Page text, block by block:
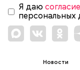
Я даю согласие
персональных
Новости